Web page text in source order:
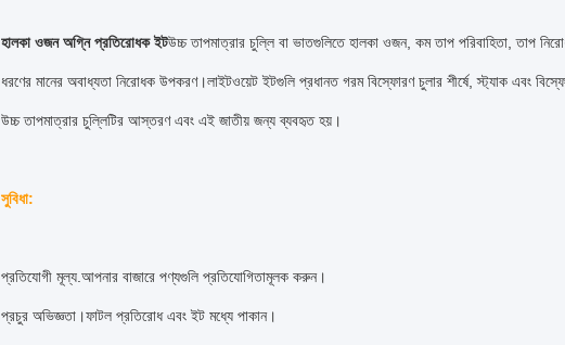
হালকা ওজন অগ্নি প্রতিরোধক ইটউচ্চ তাপমাত্রার চুল্লি বা ভাতগুলিতে হালকা ওজন, কম তাপ পরিবাহিতা, তাপ
ধরণের মানের অবাধ্যতা নিরোধক উপকরণ।লাইটওয়েট ইটগুলি প্রধানত গরম বিস্ফোরণ চুলার শীর্ষে, স্ট্যাক এবং
উচ্চ তাপমাত্রার চুল্লিটির আস্তরণ এবং এই জাতীয় জন্য ব্যবহৃত হয়।
সুবিধা:
প্রতিযোগী মূল্য.আপনার বাজারে পণ্যগুলি প্রতিযোগিতামূলক করুন।
প্রচুর অভিজ্ঞতা।ফাটল প্রতিরোধ এবং ইট মধ্যে পাকান।